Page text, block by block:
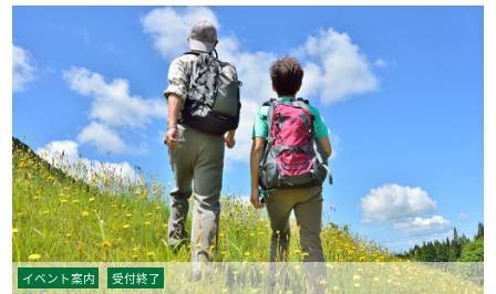
イベント案内
受付終了